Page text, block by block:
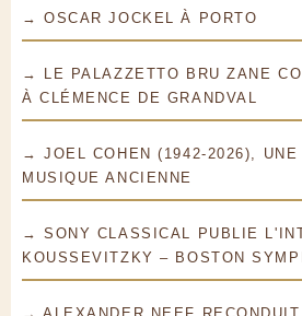
→ OSCAR JOCKEL À PORTO
→ LE PALAZZETTO BRU ZANE
À CLÉMENCE DE GRANDVAL
→ JOEL COHEN (1942-2026), UNE
MUSIQUE ANCIENNE
→ SONY CLASSICAL PUBLIE
KOUSSEVITZKY – BOSTON